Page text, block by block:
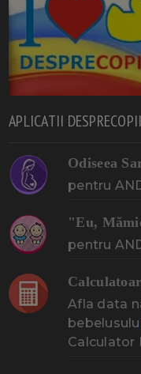
APLICATII DESPRECOPII
Odiseea
pentru
"Eu,
pentru
Afla data
Calculator